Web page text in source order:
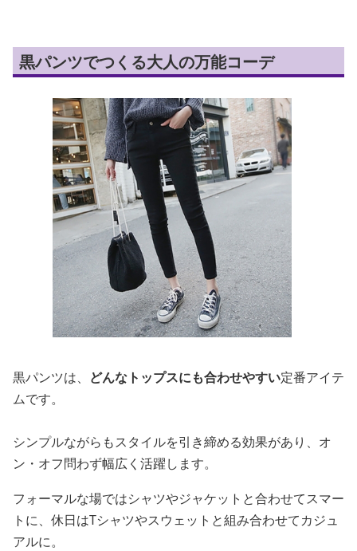
黒パンツでつくる大人の万能コーデ
黒パンツは、 どんなトップスにも合わせやすい定番アイテ
ムです。
シンプルながらもスタイルを引き締める効果があり、オ
ン・オフ問わず幅広く活躍します。
フォーマルな場ではシャツやジャケットと合わせてスマー
トに、休日はTシャツやスウェットと組み合わせてカジュ
アルに。